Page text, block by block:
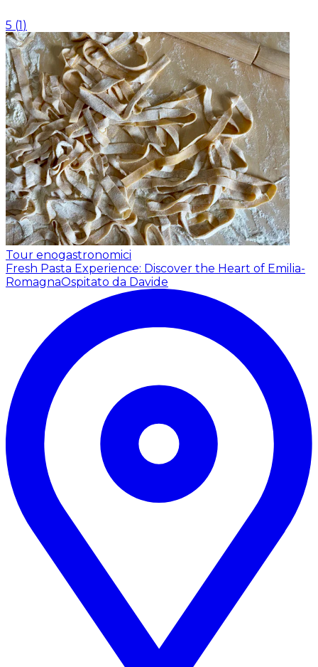
5 (1)
Tour enogastronomici
Fresh Pasta Experience: Discover the Heart of Emilia-
RomagnaOspitato da Davide